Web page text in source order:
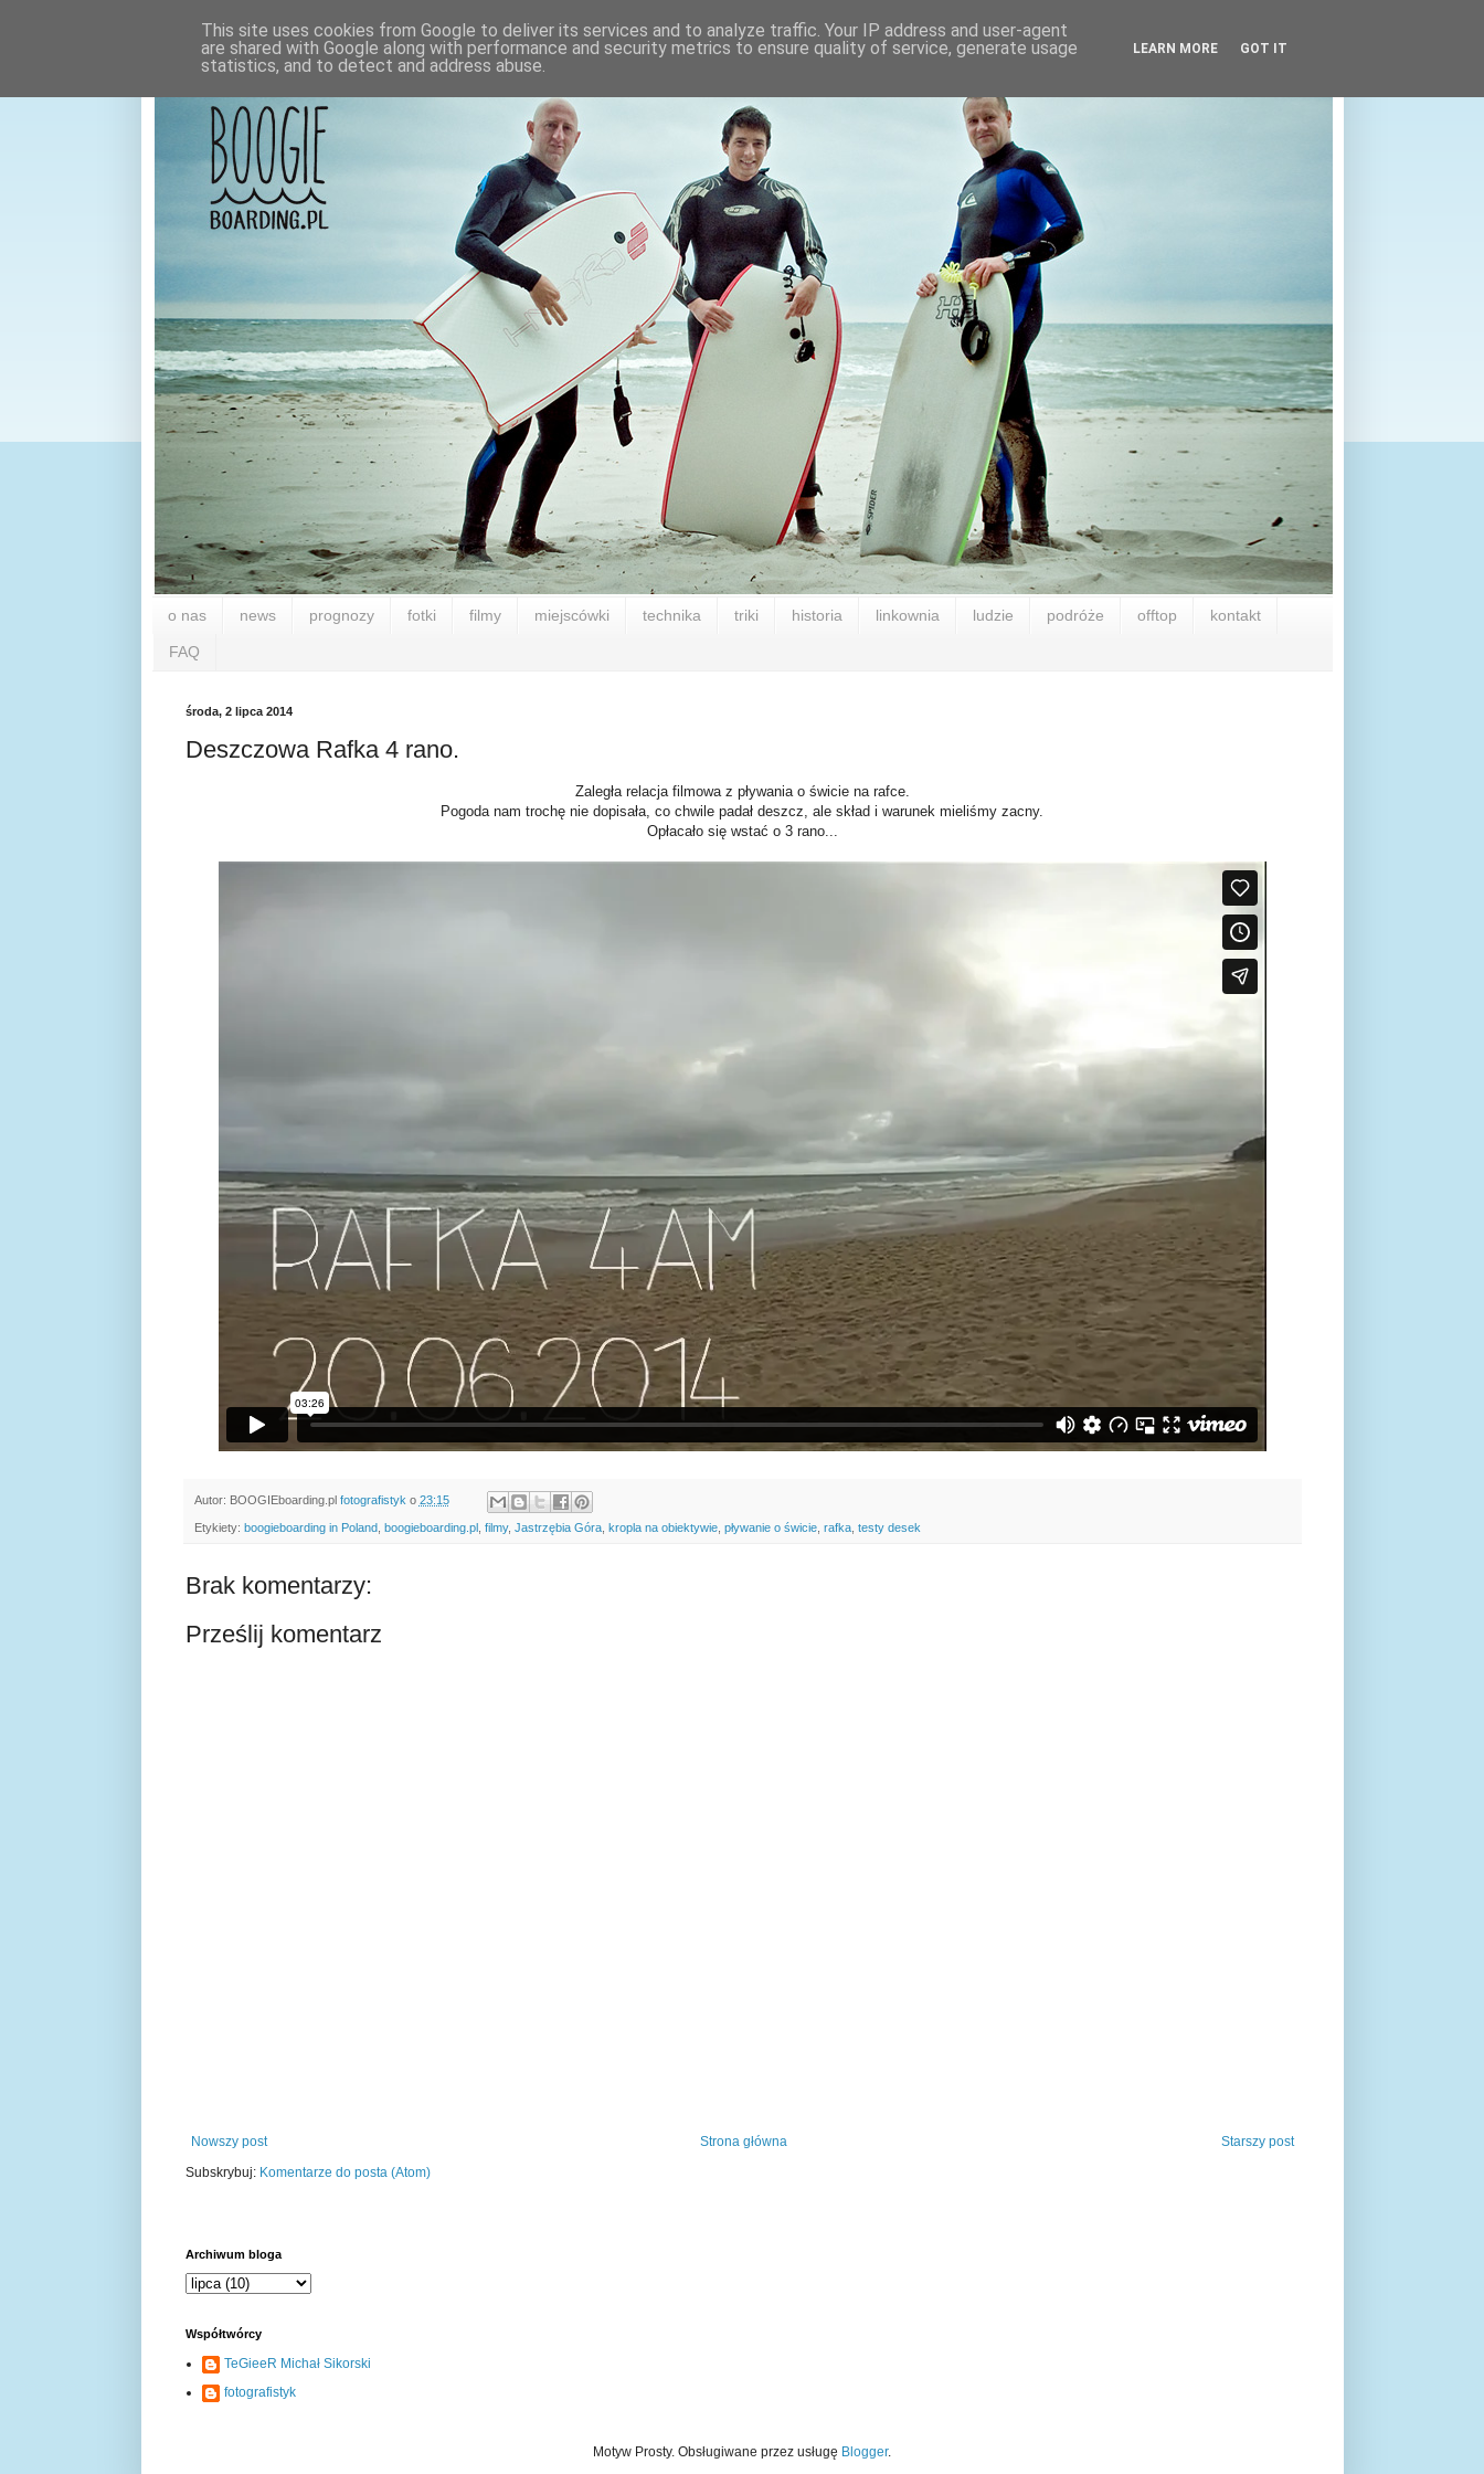
o nas news prognozy fotki filmy miejscówki technika triki historia linkownia ludzie podróże offtop kontakt
FAQ
środa, 2 lipca 2014
Deszczowa Rafka 4 rano.
Zaległa relacja filmowa z pływania o świcie na rafce.
Pogoda nam trochę nie dopisała, co chwile padał deszcz, ale skład i warunek mieliśmy zacny.
Opłacało się wstać o 3 rano...
Autor: BOOGIEboarding.pl fotografistyk o 23:15
Etykiety: boogieboarding in Poland, boogieboarding.pl, filmy, Jastrzębia Góra, kropla na obiektywie, pływanie o świcie, rafka, testy desek
Brak komentarzy:
Prześlij komentarz
Nowszy post Starszy post
Strona główna
Subskrybuj: Komentarze do posta (Atom)
Archiwum bloga
Współtwórcy
TeGieeR Michał Sikorski
fotografistyk
Motyw Prosty. Obsługiwane przez usługę Blogger.
This site uses cookies from Google to deliver its services and to analyze traffic. Your IP address and user-agent
are shared with Google along with performance and security metrics to ensure quality of service, generate usage
statistics, and to detect and address abuse.
LEARN MORE GOT IT